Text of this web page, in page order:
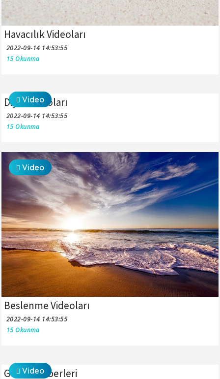
Havacılık Videoları
2022-09-14 14:53:55
15 Okunma
Video
Diyet Videoları
2022-09-14 14:53:55
15 Okunma
Video
Beslenme Videoları
2022-09-14 14:53:55
15 Okunma
Video
Günün Haberleri